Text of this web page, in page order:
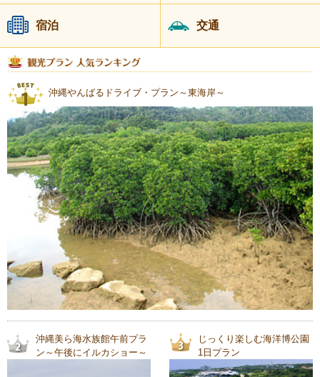
宿泊 交通
沖縄やんばるドライブ・プラン～東海岸～
沖縄美ら海水族館午前プラ
ン～午後にイルカショー～
じっくり楽しむ海洋博公園
1日プラン